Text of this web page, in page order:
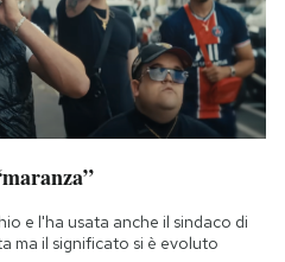
e l'ha usata anche il sindaco di
ma il significato si è evoluto